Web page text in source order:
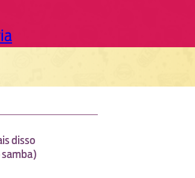
disso